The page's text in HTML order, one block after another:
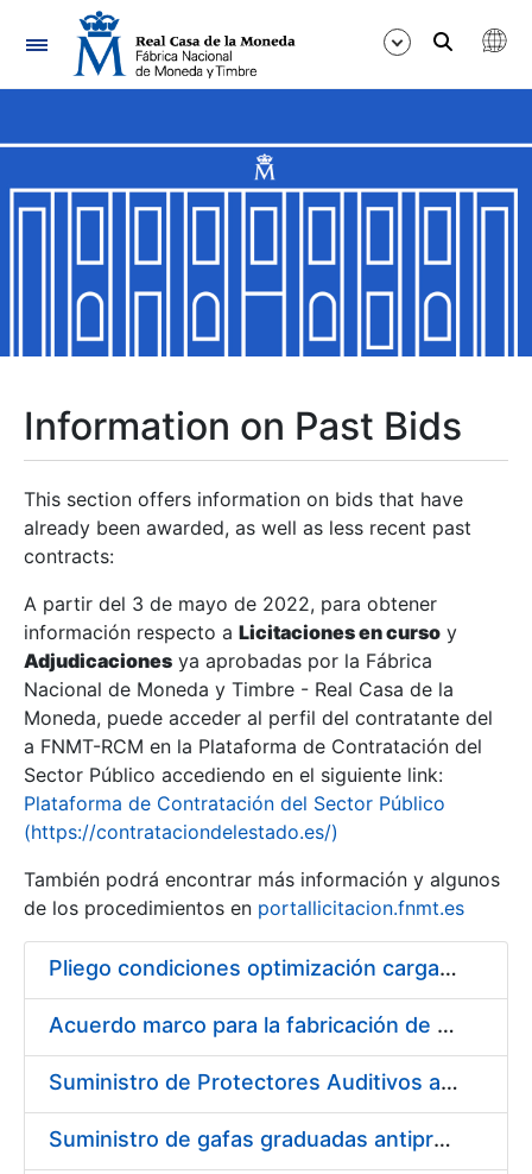
Navigation
Show/Hide
Show/Hide
Show/Hide
Show/Hide
Show/Hide
Show/Hide
Information on Past Bids
This section offers information on bids that have
already been awarded, as well as less recent past
contracts:
A partir del 3 de mayo de 2022, para obtener
información respecto a Licitaciones en curso y
Adjudicaciones ya aprobadas por la Fábrica
Nacional de Moneda y Timbre - Real Casa de la
Moneda, puede acceder al perfil del contratante del
a FNMT-RCM en la Plataforma de Contratación del
Sector Público accediendo en el siguiente link:
Plataforma de Contratación del Sector Público
(https://contrataciondelestado.es/)
También podrá encontrar más información y algunos
de los procedimientos en portallicitacion.fnmt.es
Pliego condiciones optimización cargas compras firmado
Acuerdo marco para la fabricación de piezas
Suministro de Protectores Auditivos a medida para las personas trabajadoras de los Centros de Trabajo de Madrid y Burgos
Suministro de gafas graduadas antiproyecciones para los trabajadores de la FNMT-RCM en los centros de trabajo de Madrid y Burgos